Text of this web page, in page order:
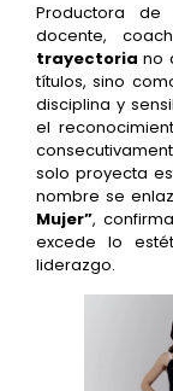
Productora de
docente,
trayectoria no
títulos, sino
disciplina y
el
solo proyecta
nombre se
Mujer”,
excede lo
liderazgo.